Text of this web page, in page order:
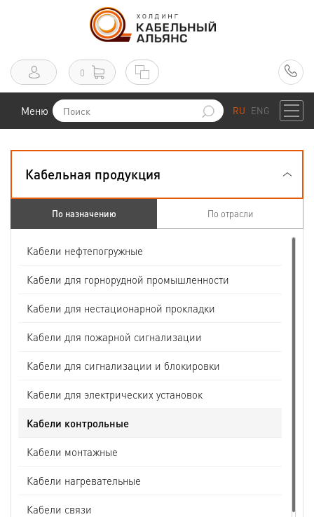
0
Меню RU ENG
Кабельная продукция
По назначению По отрасли
Кабели нефтепогружные
Кабели для горнорудной промышленности
Кабели для нестационарной прокладки
Кабели для пожарной сигнализации
Кабели для сигнализации и блокировки
Кабели для электрических установок
Кабели контрольные
Кабели монтажные
Кабели нагревательные
Кабели связи